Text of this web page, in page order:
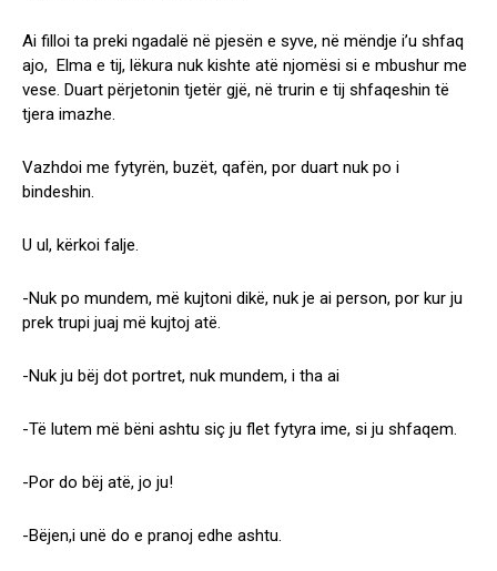
Ai filloi ta preki ngadalë në pjesën e syve, në mëndje i’u shfaq
ajo, Elma e tij, lëkura nuk kishte atë njomësi si e mbushur me
vese. Duart përjetonin tjetër gjë, në trurin e tij shfaqeshin të
tjera imazhe.
Vazhdoi me fytyrën, buzët, qafën, por duart nuk po i
bindeshin.
U ul, kërkoi falje.
-Nuk po mundem, më kujtoni dikë, nuk je ai person, por kur ju
prek trupi juaj më kujtoj atë.
-Nuk ju bëj dot portret, nuk mundem, i tha ai
-Të lutem më bëni ashtu siç ju flet fytyra ime, si ju shfaqem.
-Por do bëj atë, jo ju!
-Bëjen,i unë do e pranoj edhe ashtu.